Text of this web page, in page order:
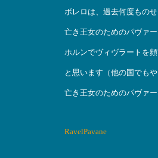
ボレロは、過去何度もの
亡き王女のためのパヴァ
ホルンでヴィヴラートを
と思います（他の国でも
亡き王女のためのパヴァー
RavelPavane